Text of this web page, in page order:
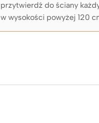
przytwierdź do ściany
w wysokości powyżej 120